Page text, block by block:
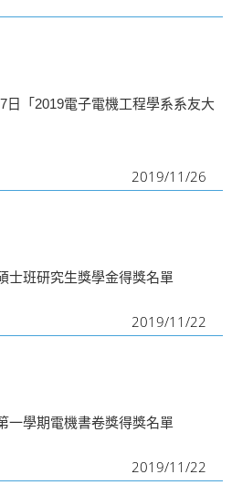
t
日「2019電子電機工程學系系友大
2019/11/26
士班研究生獎學金得獎名單
2019/11/22
一學期電機書卷獎得獎名單
2019/11/22